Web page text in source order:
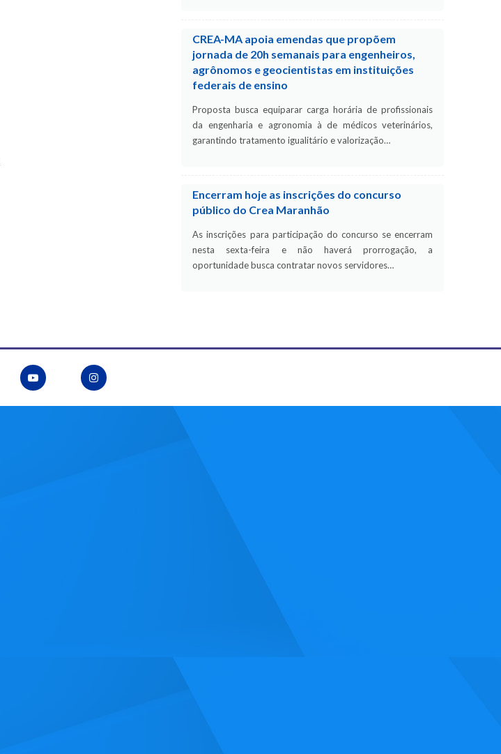
CREA-MA apoia emendas que propõem
jornada de 20h semanais para engenheiros,
agrônomos e geocientistas em instituições
federais de ensino
Proposta busca equiparar carga horária de profissionais
da engenharia e agronomia à de médicos veterinários,
garantindo tratamento igualitário e valorização…
Encerram hoje as inscrições do concurso
público do Crea Maranhão
As inscrições para participação do concurso se encerram
nesta sexta-feira e não haverá prorrogação, a
oportunidade busca contratar novos servidores…